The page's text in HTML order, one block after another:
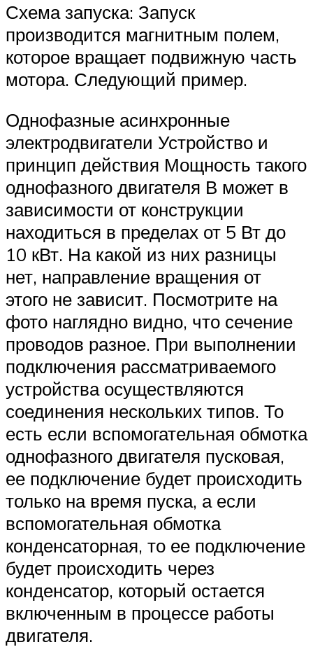
Схема запуска: Запуск
производится магнитным полем,
которое вращает подвижную часть
мотора. Следующий пример.
Однофазные асинхронные
электродвигатели Устройство и
принцип действия Мощность такого
однофазного двигателя В может в
зависимости от конструкции
находиться в пределах от 5 Вт до
10 кВт. На какой из них разницы
нет, направление вращения от
этого не зависит. Посмотрите на
фото наглядно видно, что сечение
проводов разное. При выполнении
подключения рассматриваемого
устройства осуществляются
соединения нескольких типов. То
есть если вспомогательная обмотка
однофазного двигателя пусковая,
ее подключение будет происходить
только на время пуска, а если
вспомогательная обмотка
конденсаторная, то ее подключение
будет происходить через
конденсатор, который остается
включенным в процессе работы
двигателя.